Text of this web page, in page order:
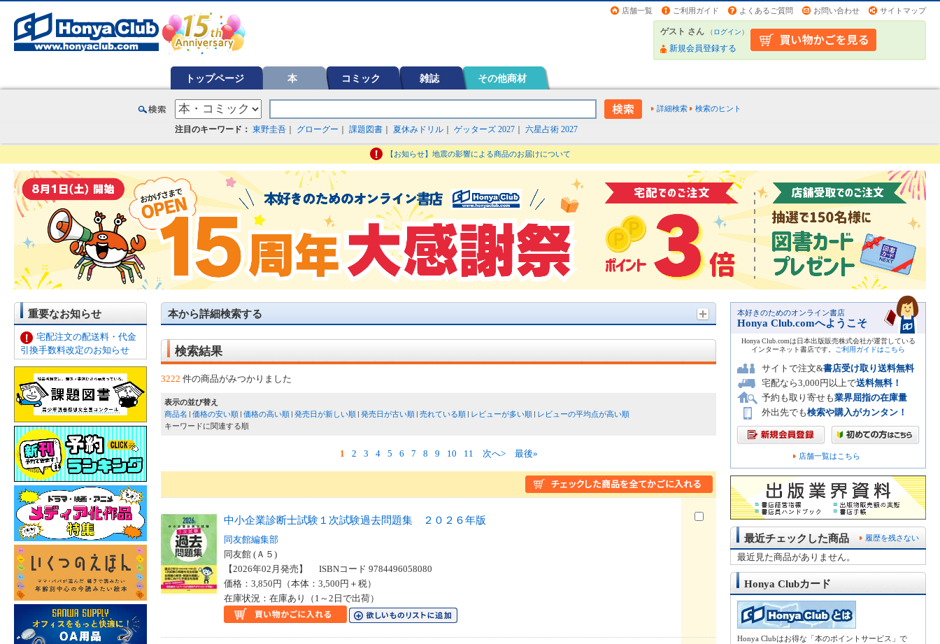
店舗一覧 ご利用ガイド よくあるご質問 お問い合わせ サイトマップ
ゲスト さん （ログイン）
新規会員登録する
トップページ 本 コミック 雑誌 その他商材
詳細検索 検索のヒント
注目のキーワード： 東野圭吾 グローグー 課題図書 夏休みドリル ゲッターズ 2027 六星占術 2027
【お知らせ】地震の影響による商品のお届けについて
重要なお知らせ
宅配注文の配送料・代金
引換手数料改定のお知らせ
本から詳細検索する
検索結果
3222 件の商品がみつかりました
表示の並び替え
商品名
価格の安い順 価格の高い順 発売日が新しい順 発売日が古い順 売れている順 レビューが多い順
レビューの平均点が高い順
キーワードに関連する順
1 2 3 4 5 6 7 8 9 10 11 次へ> 最後»
中小企業診断士試験１次試験過去問題集 ２０２６年版
同友館編集部
同友館 (Ａ５)
【2026年02月発売】 ISBNコード 9784496058080
価格：3,850円（本体：3,500円＋税）
在庫状況：在庫あり（1～2日で出荷）
本好きのためのオンライン書店
Honya Club.comへようこそ
Honya Club.comは日本出版販売株式会社が運営している
インターネット書店です。
ご利用ガイドはこちら
サイトで注文&書店受け取り送料無料
宅配なら3,000円以上で送料無料！
予約も取り寄せも業界屈指の在庫量
外出先でも検索や購入がカンタン！
店舗一覧はこちら
履歴を残さない
最近チェックした商品
最近見た商品がありません。
Honya Clubカード
Honya Clubはお得な「本のポイントサービス」で